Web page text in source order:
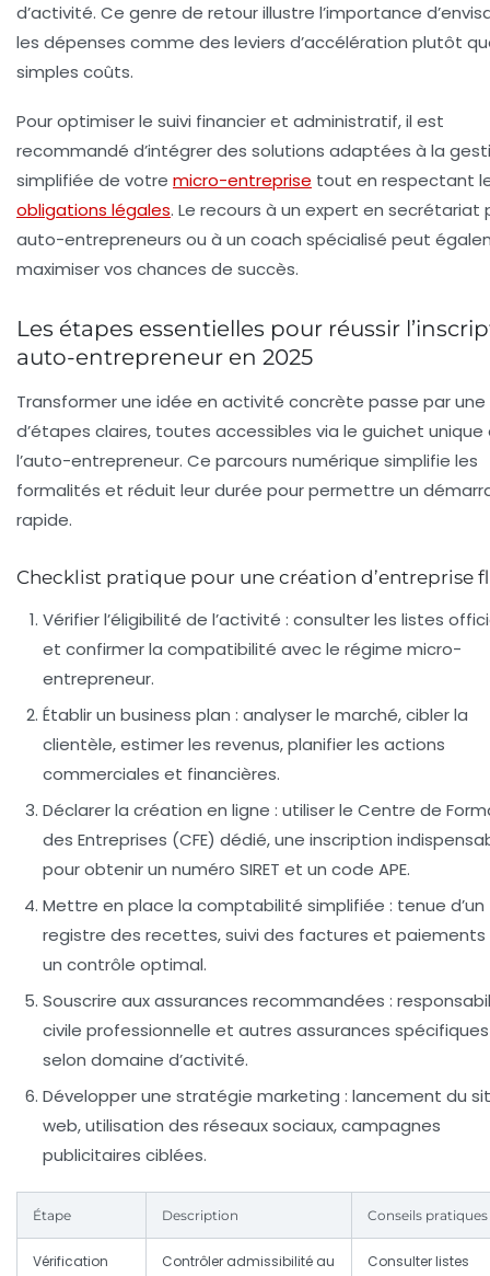
d’activité. Ce genre de retour illustre l’importance
les dépenses comme des leviers d’accélération plutôt
simples coûts.
Pour optimiser le suivi financier et administratif, il est
recommandé d’intégrer des solutions adaptées à la
simplifiée de votre micro-entreprise tout en respectant
obligations légales. Le recours à un expert en secrétariat
auto-entrepreneurs ou à un coach spécialisé peut
maximiser vos chances de succès.
Les étapes essentielles pour réussir
auto-entrepreneur en 2025
Transformer une idée en activité concrète passe par une
d’étapes claires, toutes accessibles via le guichet unique
l’auto-entrepreneur. Ce parcours numérique simplifie les
formalités et réduit leur durée pour permettre un
rapide.
Checklist pratique pour une création d’entreprise
Vérifier l’éligibilité de l’activité : consulter les listes
et confirmer la compatibilité avec le régime micro-
entrepreneur.
Établir un business plan : analyser le marché, cibler la
clientèle, estimer les revenus, planifier les actions
commerciales et financières.
Déclarer la création en ligne : utiliser le Centre de
des Entreprises (CFE) dédié, une inscription
pour obtenir un numéro SIRET et un code APE.
Mettre en place la comptabilité simplifiée : tenue d’un
registre des recettes, suivi des factures et paiements
un contrôle optimal.
Souscrire aux assurances recommandées :
civile professionnelle et autres assurances spécifiques
selon domaine d’activité.
Développer une stratégie marketing : lancement du
web, utilisation des réseaux sociaux, campagnes
publicitaires ciblées.
Étape Description Conseils pratiques
Vérification
Contrôler admissibilité au
Consulter listes